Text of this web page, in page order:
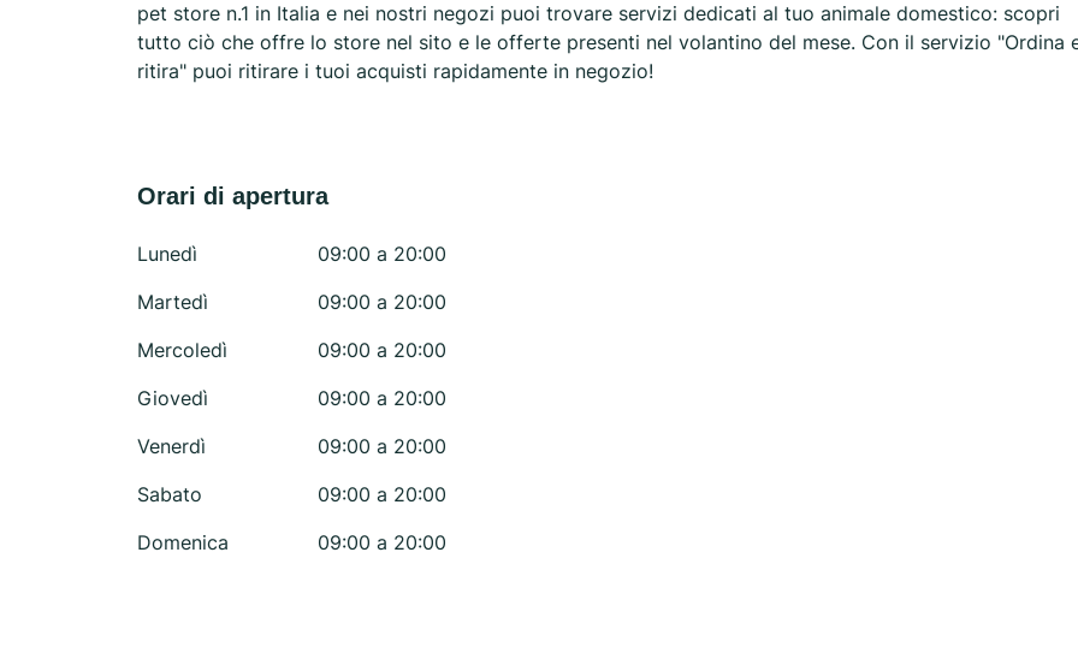
pet store n.1 in Italia e nei nostri negozi puoi trovare servizi dedicati al tuo animale domestico: scopri
tutto ciò che offre lo store nel sito e le offerte presenti nel volantino del mese. Con il servizio "Ordina
ritira" puoi ritirare i tuoi acquisti rapidamente in negozio!
Orari di apertura
Lunedì
09:00 a 20:00
Martedì
09:00 a 20:00
Mercoledì
09:00 a 20:00
Giovedì
09:00 a 20:00
Venerdì
09:00 a 20:00
Sabato
09:00 a 20:00
Domenica
09:00 a 20:00